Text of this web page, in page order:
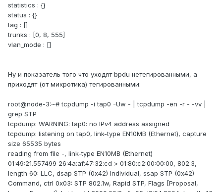
statistics : {}
status : {}
tag : []
trunks : [0, 8, 555]
vlan_mode : []
Ну и показатель того что уходят bpdu нетегированными, а
приходят (от микротика) тегированными:
root@node-3:~# tcpdump -i tap0 -Uw - | tcpdump -en -r - -vv |
grep STP
tcpdump: WARNING: tap0: no IPv4 address assigned
tcpdump: listening on tap0, link-type EN10MB (Ethernet), capture
size 65535 bytes
reading from file -, link-type EN10MB (Ethernet)
01:49:21.557499 26:4a:af:47:32:cd > 01:80:c2:00:00:00, 802.3,
length 60: LLC, dsap STP (0x42) Individual, ssap STP (0x42)
Command, ctrl 0x03: STP 802.1w, Rapid STP, Flags [Proposal,